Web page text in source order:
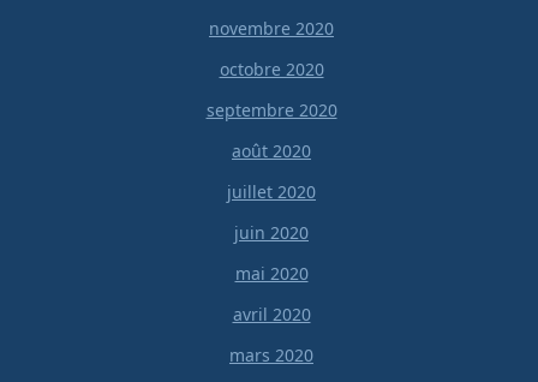
novembre 2020
octobre 2020
septembre 2020
août 2020
juillet 2020
juin 2020
mai 2020
avril 2020
mars 2020